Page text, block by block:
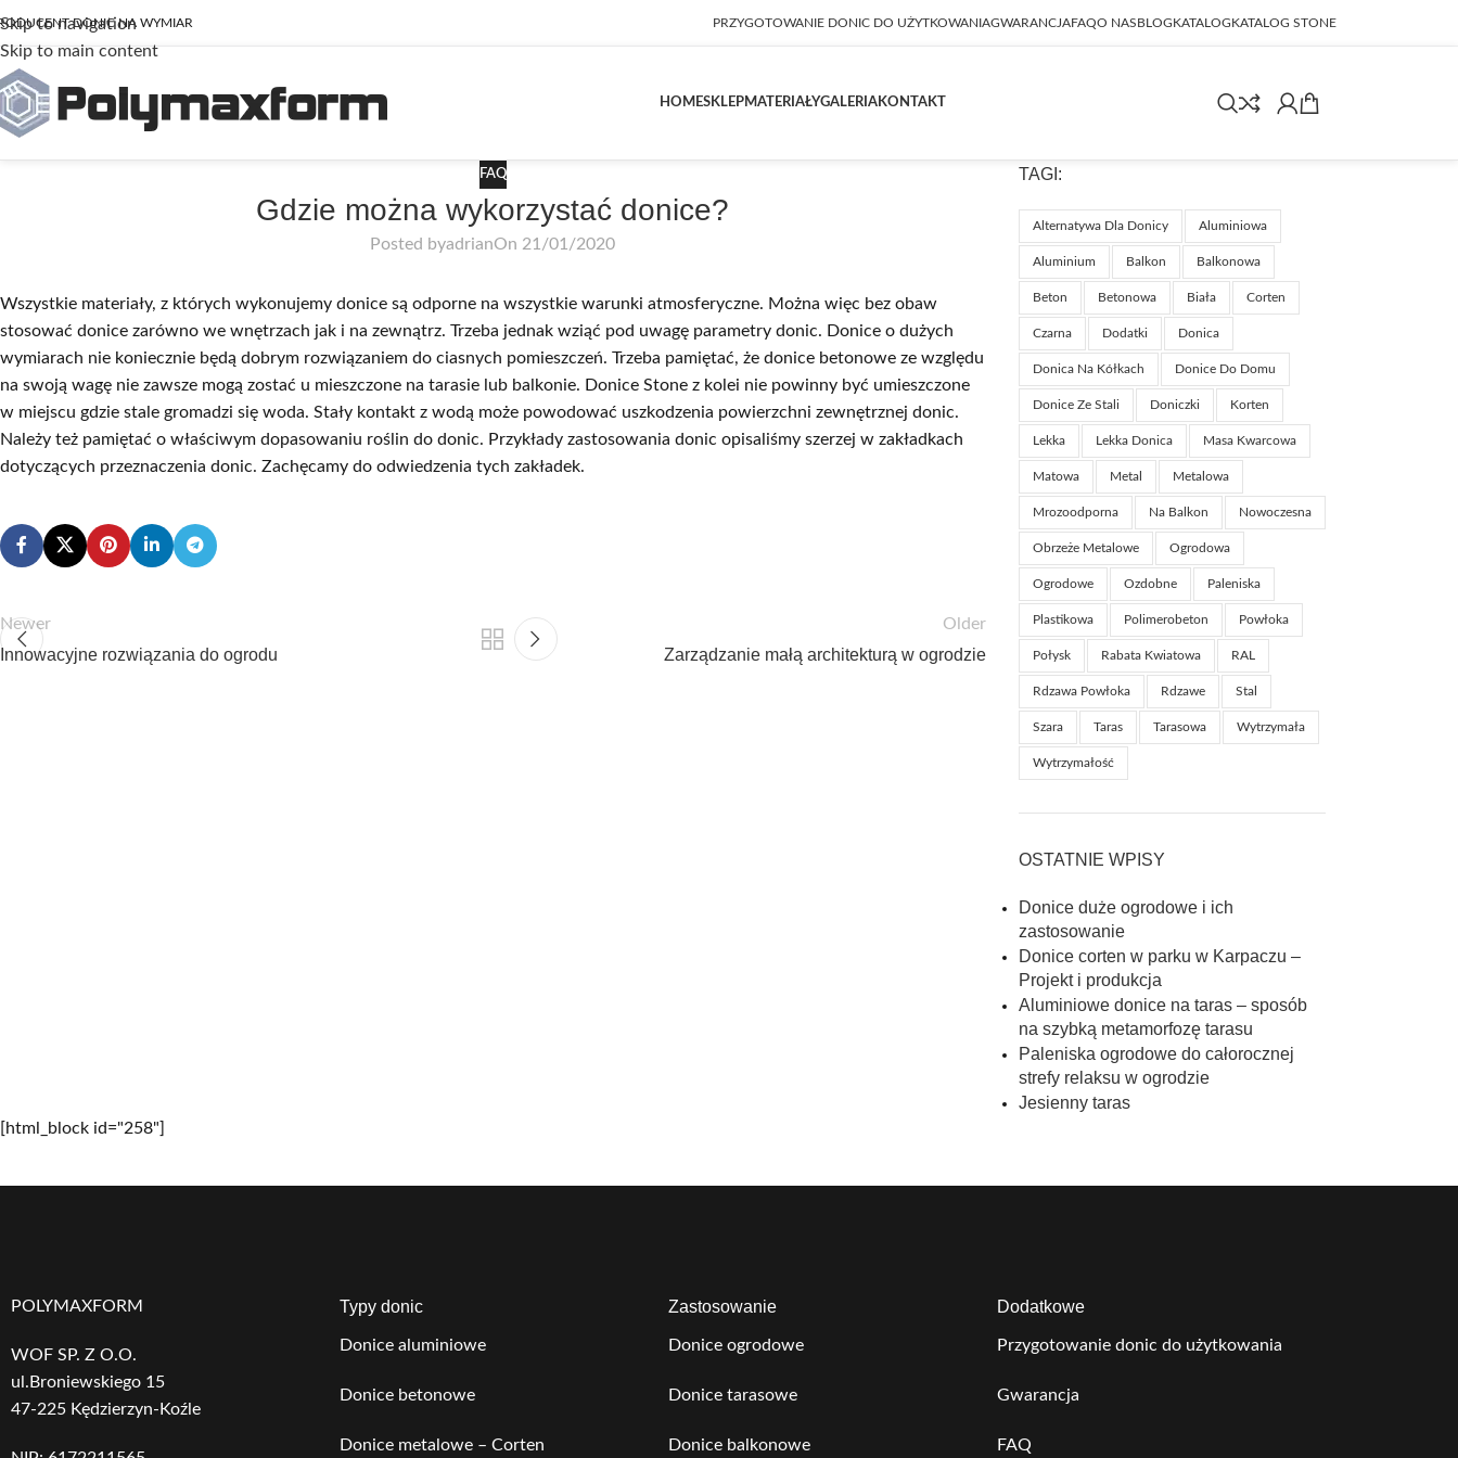
Skip to navigation
Skip to main content
DONIC NA WYMIAR PRZYGOTOWANIE DONIC DO UŻYTKOWANIAGWARANCJAFAQO NASBLOGKATALOGKATALOG STONE
HOMESKLEPMATERIAŁYGALERIAKONTAKT
FAQ
Gdzie można wykorzystać donice?
Posted byadrianOn 21/01/2020
Wszystkie materiały, z których wykonujemy donice są odporne na wszystkie warunki atmosferyczne. Można więc bez obaw
stosować donice zarówno we wnętrzach jak i na zewnątrz. Trzeba jednak wziąć pod uwagę parametry donic. Donice o dużych
wymiarach nie koniecznie będą dobrym rozwiązaniem do ciasnych pomieszczeń. Trzeba pamiętać, że donice betonowe ze względu
na swoją wagę nie zawsze mogą zostać u mieszczone na tarasie lub balkonie. Donice Stone z kolei nie powinny być umieszczone
w miejscu gdzie stale gromadzi się woda. Stały kontakt z wodą może powodować uszkodzenia powierzchni zewnętrznej donic.
Należy też pamiętać o właściwym dopasowaniu roślin do donic. Przykłady zastosowania donic opisaliśmy szerzej w zakładkach
dotyczących przeznaczenia donic. Zachęcamy do odwiedzenia tych zakładek.
Newer
Innowacyjne rozwiązania do ogrodu
Older
Zarządzanie małą architekturą w ogrodzie
TAGI:
Alternatywa Dla Donicy Aluminiowa
Aluminium Balkon Balkonowa
Beton Betonowa Biała Corten
Czarna Dodatki Donica
Donica Na Kółkach Donice Do Domu
Donice Ze Stali Doniczki Korten
Lekka Lekka Donica Masa Kwarcowa
Matowa Metal Metalowa
Mrozoodporna Na Balkon Nowoczesna
Obrzeże Metalowe Ogrodowa
Ogrodowe Ozdobne Paleniska
Plastikowa Polimerobeton Powłoka
Połysk Rabata Kwiatowa RAL
Rdzawa Powłoka Rdzawe Stal
Szara Taras Tarasowa Wytrzymała
Wytrzymałość
OSTATNIE WPISY
Donice duże ogrodowe i ich
zastosowanie
Donice corten w parku w Karpaczu –
Projekt i produkcja
Aluminiowe donice na taras – sposób
na szybką metamorfozę tarasu
Paleniska ogrodowe do całorocznej
strefy relaksu w ogrodzie
Jesienny taras
[html_block id="258"]
POLYMAXFORM
WOF SP. Z O.O.
ul.Broniewskiego 15
47-225 Kędzierzyn-Koźle
Typy donic
Donice aluminiowe
Donice betonowe
Donice metalowe – Corten
Zastosowanie
Donice ogrodowe
Donice tarasowe
Donice balkonowe
Dodatkowe
Przygotowanie donic do użytkowania
Gwarancja
FAQ